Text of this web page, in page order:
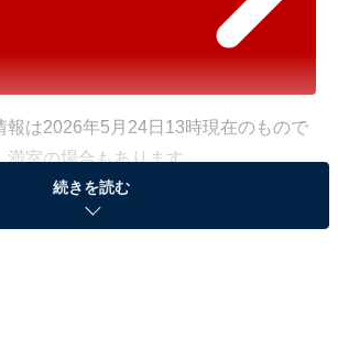
は2026年5月24日13時現在のもので
満室の場合もあります。
商品の購入やサービスの利用により、売上の一部が
続きを読む